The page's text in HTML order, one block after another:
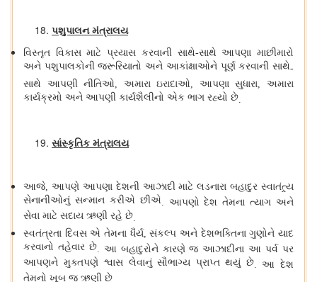
પશુપાલન મંત્રાલય
વિસ્તૃત વિકાસ માટે પ્રયાસ કરવાની સાથે-સાથે આપણા માછીમારો
અને પશુપાલકોની જરૂરિયાતો અને આકાંક્ષાઓને પૂર્ણ કરવાની સાથે-
સાથે આપણી નીતિઓ, અમારા ઇરાદાઓ, આપણા સુધારા,અમારા
કાર્યક્રમો અને આપણી કાર્યશૈલીનો એક ભાગ રહ્યો છે.
સાંસ્કૃતિક મંત્રાલય
આજે, આપણે આપણા દેશની આઝાદી માટે લડનારા બહાદુર સ્વાતંત્ર્ય
સેનાનીઓનું સન્માન કરીએ છીએ. આપણો દેશ તેમના ત્યાગ અને
સેવા માટે સદાય ઋણી રહે છે.
સ્વતંત્રતા દિવસ એ તેમના ધૈર્ય,સંકલ્પ અને દેશભક્તિના ગુણોને યાદ
કરવાનો તહેવાર છે. આ બહાદુરોને કારણે જ આઝાદીના આ પર્વ પર
આપણને મુક્તપણે શ્વાસ લેવાનું સૌભાગ્ય પ્રાપ્ત થયું છે.આ દેશ